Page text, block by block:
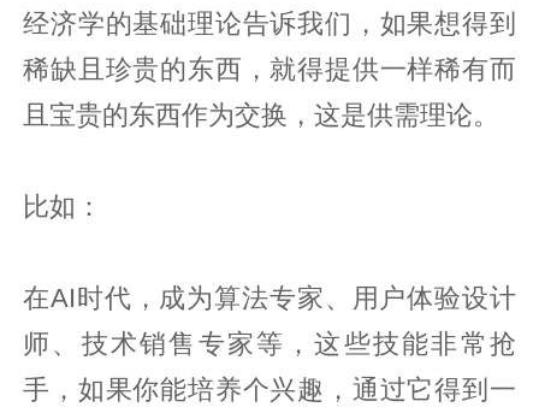
经济学的基础理论告诉我们，如果想得到
稀缺且珍贵的东西，就得提供一样稀有而
且宝贵的东西作为交换，这是供需理论。
比如：
在AI时代，成为算法专家、用户体验设计
师、技术销售专家等，这些技能非常抢
手，如果你能培养个兴趣，通过它得到一